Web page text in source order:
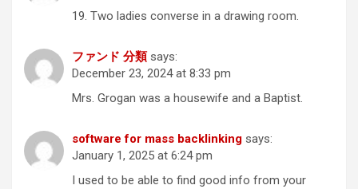
19. Two ladies converse in a drawing room.
ファンド 分類 says:
December 23, 2024 at 8:33 pm
Mrs. Grogan was a housewife and a Baptist.
software for mass backlinking says:
January 1, 2025 at 6:24 pm
I used to be able to find good info from your